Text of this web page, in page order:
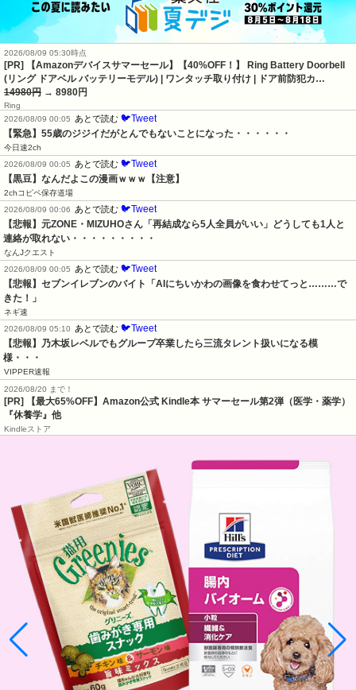
2026/08/09 05:30時点
[PR] 【Amazonデバイスサマーセール】【40%OFF！】 Ring Battery Doorbell
(リング ドアベル バッテリーモデル) | ワンタッチ取り付け | ドア前防犯カ…
14980円 → 8980円
Ring
2026/08/09 00:05
あとで読む 🐦Tweet
【緊急】55歳のジジイだがとんでもないことになった・・・・・・
今日速2ch
2026/08/09 00:05
あとで読む 🐦Tweet
【黒豆】なんだよこの漫画ｗｗｗ【注意】
2chコピペ保存道場
2026/08/09 00:06
あとで読む 🐦Tweet
【悲報】元ZONE・MIZUHOさん「再結成なら5人全員がいい」どうしても1人と
連絡が取れない・・・・・・・・・
なんJクエスト
2026/08/09 00:05
あとで読む 🐦Tweet
【悲報】セブンイレブンのバイト「AIにちいかわの画像を食わせてっと………で
きた！」
ネギ速
2026/08/09 05:10
あとで読む 🐦Tweet
【悲報】乃木坂レベルでもグループ卒業したら三流タレント扱いになる模
様・・・
VIPPER速報
2026/08/20 まで！
[PR]
【最大65%OFF】Amazon公式 Kindle本 サマーセール第2弾（医学・薬学）
『休養学』他
Kindleストア